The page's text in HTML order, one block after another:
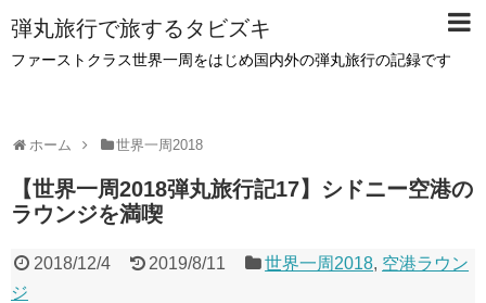
弾丸旅行で旅するタビズキ
ファーストクラス世界一周をはじめ国内外の弾丸旅行の記録です
ホーム 世界一周2018
【世界一周2018弾丸旅行記17】シドニー空港の
ラウンジを満喫
2018/12/4 2019/8/11 世界一周2018, 空港ラウン
ジ